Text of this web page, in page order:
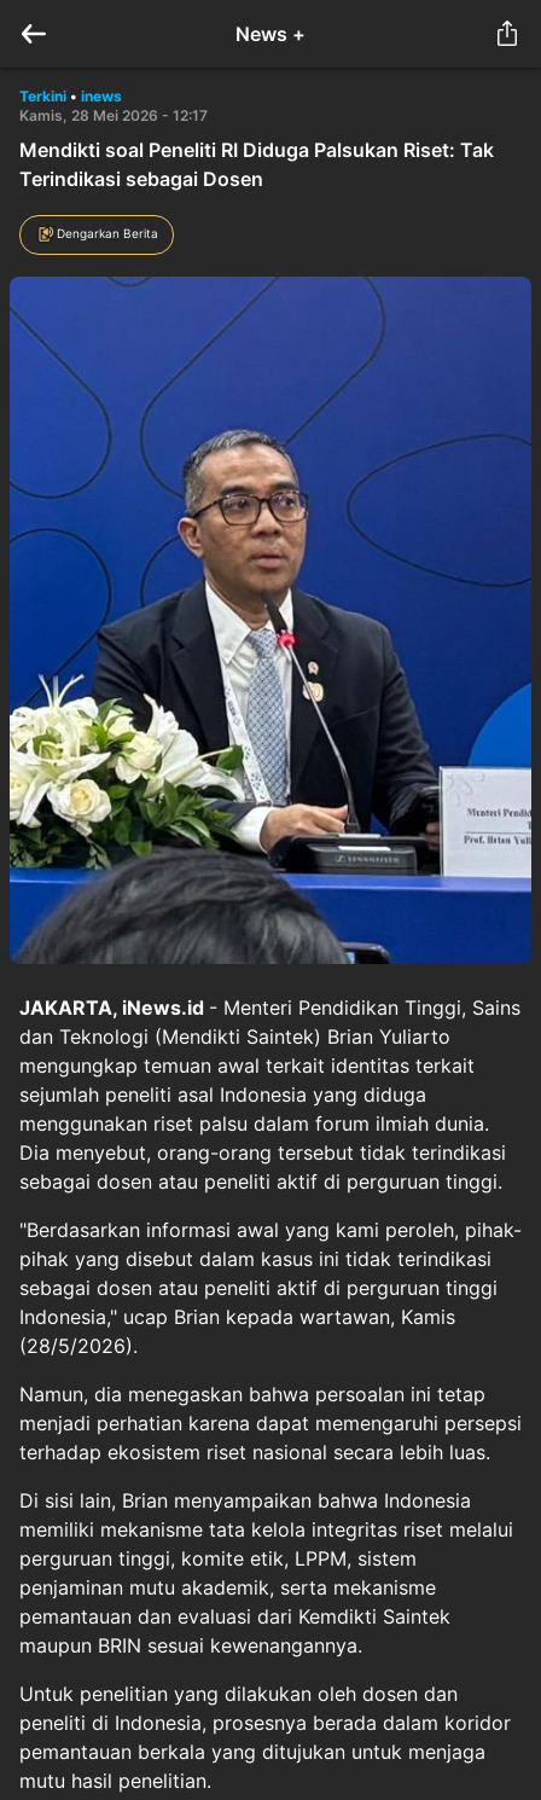
News +
Terkini • inews
Kamis, 28 Mei 2026 - 12:17
Mendikti soal Peneliti RI Diduga Palsukan Riset: Tak
Terindikasi sebagai Dosen
Dengarkan Berita
JAKARTA, iNews.id - Menteri Pendidikan Tinggi, Sains
dan Teknologi (Mendikti Saintek) Brian Yuliarto
mengungkap temuan awal terkait identitas terkait
sejumlah peneliti asal Indonesia yang diduga
menggunakan riset palsu dalam forum ilmiah dunia.
Dia menyebut, orang-orang tersebut tidak terindikasi
sebagai dosen atau peneliti aktif di perguruan tinggi.
"Berdasarkan informasi awal yang kami peroleh, pihak-
pihak yang disebut dalam kasus ini tidak terindikasi
sebagai dosen atau peneliti aktif di perguruan tinggi
Indonesia," ucap Brian kepada wartawan, Kamis
(28/5/2026).
Namun, dia menegaskan bahwa persoalan ini tetap
menjadi perhatian karena dapat memengaruhi persepsi
terhadap ekosistem riset nasional secara lebih luas.
Di sisi lain, Brian menyampaikan bahwa Indonesia
memiliki mekanisme tata kelola integritas riset melalui
perguruan tinggi, komite etik, LPPM, sistem
penjaminan mutu akademik, serta mekanisme
pemantauan dan evaluasi dari Kemdikti Saintek
maupun BRIN sesuai kewenangannya.
Untuk penelitian yang dilakukan oleh dosen dan
peneliti di Indonesia, prosesnya berada dalam koridor
pemantauan berkala yang ditujukan untuk menjaga
mutu hasil penelitian.